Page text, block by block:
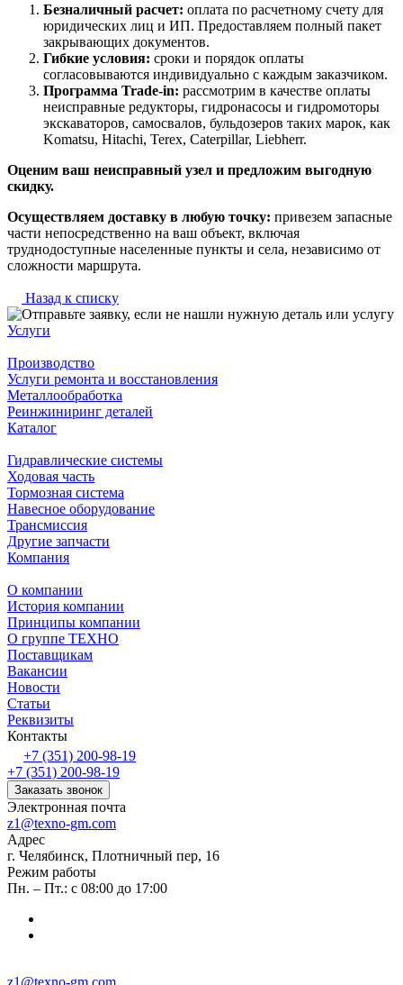
Безналичный расчет: оплата по расчетному счету для
юридических лиц и ИП. Предоставляем полный пакет
закрывающих документов.
Гибкие условия: сроки и порядок оплаты
согласовываются индивидуально с каждым заказчиком.
Программа Trade-in: рассмотрим в качестве оплаты
неисправные редукторы, гидронасосы и гидромоторы
экскаваторов, самосвалов, бульдозеров таких марок, как
Komatsu, Hitachi, Terex, Caterpillar, Liebherr.
Оценим ваш неисправный узел и предложим выгодную
скидку.
Осуществляем доставку в любую точку: привезем запасные
части непосредственно на ваш объект, включая
труднодоступные населенные пункты и села, независимо от
сложности маршрута.
Назад к списку
Услуги
Производство
Услуги ремонта и восстановления
Металлообработка
Реинжиниринг деталей
Каталог
Гидравлические системы
Ходовая часть
Тормозная система
Навесное оборудование
Трансмиссия
Другие запчасти
Компания
О компании
История компании
Принципы компании
О группе ТЕХНО
Поставщикам
Вакансии
Новости
Статьи
Реквизиты
Контакты
+7 (351) 200-98-19
+7 (351) 200-98-19
Заказать звонок
Электронная почта
z1@texno-gm.com
Адрес
г. Челябинск, Плотничный пер, 16
Режим работы
Пн. – Пт.: с 08:00 до 17:00
z1@texno-gm.com